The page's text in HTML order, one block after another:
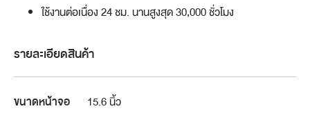
ใช้งานต่อเนื่อง 24 ชม. นานสูงสุด 30,000 ชั่วโมง
รายละเอียดสินค้า
ขนาดหน้าจอ
15.6 นิ้ว